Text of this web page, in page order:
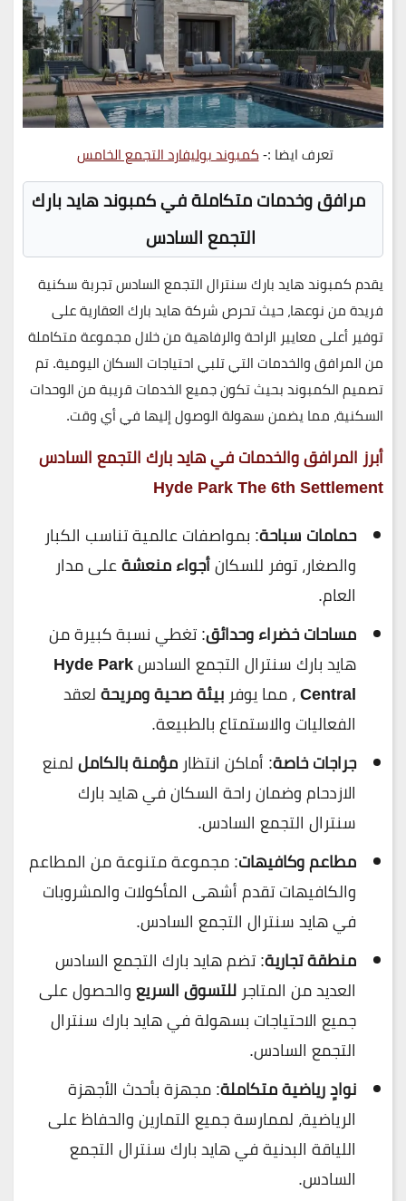
تعرف ايضا :-كمبوند بوليفارد التجمع الخامس
مرافق وخدمات متكاملة في كمبوند هايد بارك
التجمع السادس
يقدمكمبوند هايد بارك سنترال التجمع السادستجربة سكنية
فريدة من نوعها، حيث تحرصشركة هايد بارك العقاريةعلى
توفير أعلى معايير الراحة والرفاهية من خلال مجموعةمتكاملة
من المرافق والخدماتالتي تلبي احتياجات السكان اليومية. تم
تصميم الكمبوند بحيث تكونجميع الخدمات قريبةمن الوحدات
السكنية، مما يضمنسهولة الوصول إليها في أي وقت.
أبرز المرافق والخدمات في هايد بارك التجمع السادس
Hyde Park The 6th Settlement
حمامات سباحة: بمواصفات عالمية تناسب الكبار
والصغار، توفر للسكانأجواء منعشةعلى مدار
العام.
مساحات خضراء وحدائق: تغطي نسبة كبيرة من
هايد بارك سنترال التجمع السادسHyde Park
Central، مما يوفر بيئة صحية ومريحةلعقد
الفعاليات والاستمتاع بالطبيعة.
جراجات خاصة: أماكن انتظار مؤمنة بالكامللمنع
الازدحام وضمان راحة السكان في هايد بارك
سنترال التجمع السادس.
مطاعم وكافيهات: مجموعة متنوعة من المطاعم
والكافيهات تقدم أشهى المأكولات والمشروبات
في هايد سنترال التجمع السادس.
منطقة تجارية: تضم هايد بارك التجمع السادس
العديد من المتاجر للتسوق السريعوالحصول على
جميع الاحتياجات بسهولة في هايد بارك سنترال
التجمع السادس.
نوادٍ رياضية متكاملة: مجهزة بأحدث الأجهزة
الرياضية، لممارسة جميع التمارين والحفاظ على
اللياقة البدنية في هايد بارك سنترال التجمع
السادس.